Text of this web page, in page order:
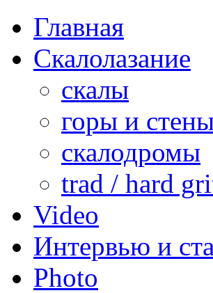
Главная
Скалолазание
скалы
горы и
скалодромы
trad / hard
Video
Интервью и
Photo